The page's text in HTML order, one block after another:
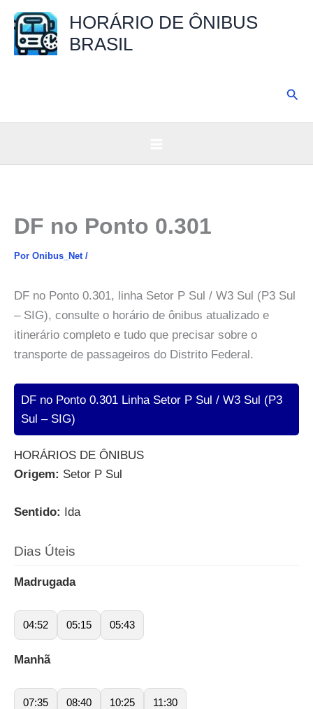
para
HORÁRIO DE ÔNIBUS
BRASIL
DF no Ponto 0.301
Por Onibus_Net /
DF no Ponto 0.301, linha Setor P Sul / W3 Sul (P3 Sul
– SIG), consulte o horário de ônibus atualizado e
itinerário completo e tudo que precisar sobre o
transporte de passageiros do Distrito Federal.
DF no Ponto 0.301 Linha Setor P Sul / W3 Sul (P3
Sul – SIG)
HORÁRIOS DE ÔNIBUS
Origem: Setor P Sul
Sentido: Ida
Dias Úteis
Madrugada
04:52 05:15 05:43
Manhã
07:35 08:40 10:25 11:30